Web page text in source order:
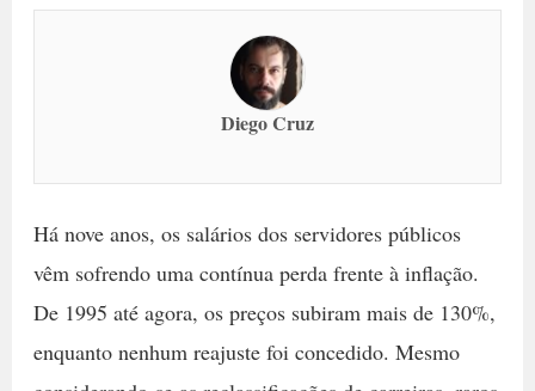
Diego Cruz
Há nove anos, os salários dos servidores públicos
vêm sofrendo uma contínua perda frente à inflação.
De 1995 até agora, os preços subiram mais de 130%,
enquanto nenhum reajuste foi concedido. Mesmo